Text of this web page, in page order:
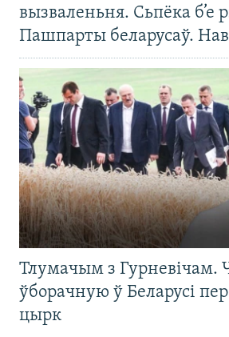
вызваленьня. Сьпёка б’е
Пашпарты беларусаў.
Тлумачым з Гурневічам.
ўборачную ў Беларусі
цырк